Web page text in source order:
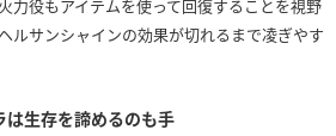
力役もアイテムを使って回復することを視野
ルサンシャインの効果が切れるまで凌ぎやす
生存を諦めるのも手